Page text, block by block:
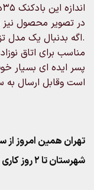
در تصویر محصول
.اگه بدنبال یک مدل
مناسب برای اتاق
پسر ایده ای بسیار
است وقابل ارسال به
تهران همین امروز از ساعت ۱۱-۱۹
شهرستان تا 2 روز کاری تحویل پست